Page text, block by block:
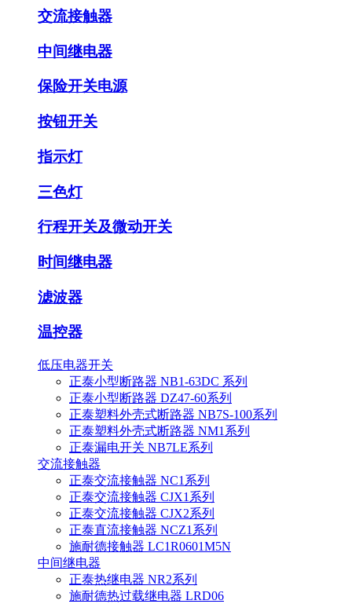
交流接触器
中间继电器
保险开关电源
按钮开关
指示灯
三色灯
行程开关及微动开关
时间继电器
滤波器
温控器
低压电器开关
正泰小型断路器 NB1-63DC 系列
正泰小型断路器 DZ47-60系列
正泰塑料外壳式断路器 NB7S-100系列
正泰塑料外壳式断路器 NM1系列
正泰漏电开关 NB7LE系列
交流接触器
正泰交流接触器 NC1系列
正泰交流接触器 CJX1系列
正泰交流接触器 CJX2系列
正泰直流接触器 NCZ1系列
施耐德接触器 LC1R0601M5N
中间继电器
正泰热继电器 NR2系列
施耐德热过载继电器 LRD06